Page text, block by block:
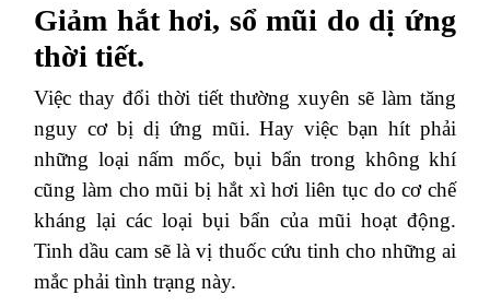
Giảm hắt hơi, sổ mũi do dị ứng
thời tiết.
Việc thay đổi thời tiết thường xuyên sẽ làm tăng
nguy cơ bị dị ứng mũi. Hay việc bạn hít phải
những loại nấm mốc, bụi bẩn trong không khí
cũng làm cho mũi bị hắt xì hơi liên tục do cơ chế
kháng lại các loại bụi bẩn của mũi hoạt động.
Tinh dầu cam sẽ là vị thuốc cứu tinh cho những ai
mắc phải tình trạng này.